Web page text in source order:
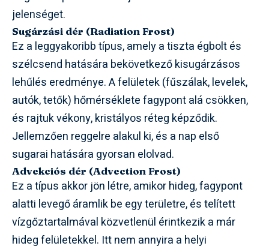
jelenséget.
Sugárzási dér (Radiation Frost)
Ez a leggyakoribb típus, amely a tiszta égbolt és
szélcsend hatására bekövetkező kisugárzásos
lehűlés eredménye. A felületek (fűszálak, levelek,
autók, tetők) hőmérséklete fagypont alá csökken,
és rajtuk vékony, kristályos réteg képződik.
Jellemzően reggelre alakul ki, és a nap első
sugarai hatására gyorsan elolvad.
Advekciós dér (Advection Frost)
Ez a típus akkor jön létre, amikor hideg, fagypont
alatti levegő áramlik be egy területre, és telített
vízgőztartalmával közvetlenül érintkezik a már
hideg felületekkel. Itt nem annyira a helyi